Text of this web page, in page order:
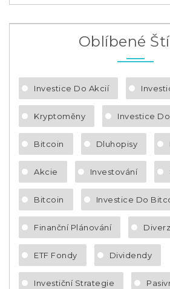
Oblíbené
Investice Do Akcií
Kryptoměny Investice
Bitcoin Dluhopisy
Akcie Investování
Bitcoin Investice Do
Finanční Plánování
ETF Fondy Dividendy
Investiční Strategie